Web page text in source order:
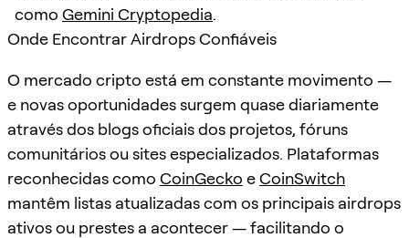
como Gemini Cryptopedia.
Onde Encontrar Airdrops Confiáveis
O mercado cripto está em constante movimento —
e novas oportunidades surgem quase diariamente
através dos blogs oficiais dos projetos, fóruns
comunitários ou sites especializados. Plataformas
reconhecidas como CoinGecko eCoinSwitch
mantêm listas atualizadas com os principais airdrops
ativos ou prestes a acontecer — facilitando o